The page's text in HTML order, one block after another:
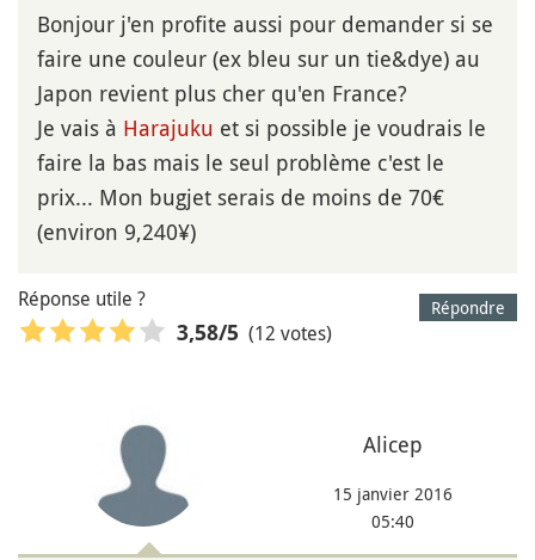
Bonjour j'en profite aussi pour demander si se
faire une couleur (ex bleu sur un tie&dye) au
Japon revient plus cher qu'en France?
Je vais à Harajuku et si possible je voudrais le
faire la bas mais le seul problème c'est le
prix... Mon bugjet serais de moins de 70€
(environ 9,240¥)
Répondre
Réponse utile ?
3,58/5 (12 votes)
Alicep
15 janvier 2016
05:40